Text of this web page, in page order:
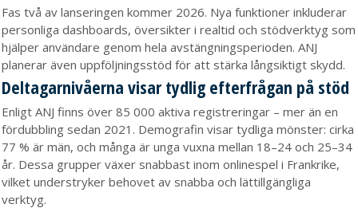
Fas två av lanseringen kommer 2026. Nya funktioner inkluderar
personliga dashboards, översikter i realtid och stödverktyg som
hjälper användare genom hela avstängningsperioden. ANJ
planerar även uppföljningsstöd för att stärka långsiktigt skydd.
Deltagarnivåerna visar tydlig efterfrågan på stöd
Enligt ANJ finns över 85 000 aktiva registreringar – mer än en
fördubbling sedan 2021. Demografin visar tydliga mönster: cirka
77 % är män, och många är unga vuxna mellan 18–24 och 25–34
år. Dessa grupper växer snabbast inom onlinespel i Frankrike,
vilket understryker behovet av snabba och lättillgängliga
verktyg.